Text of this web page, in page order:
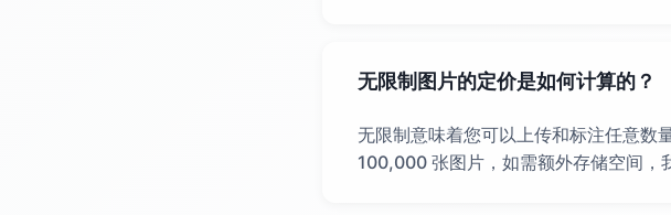
无限制图片的定价是如何计算的？
无限制意味着您可以上传和标注任意
100,000 张图片，如需额外存储空间，